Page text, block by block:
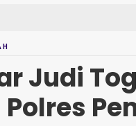
Judi
Polres